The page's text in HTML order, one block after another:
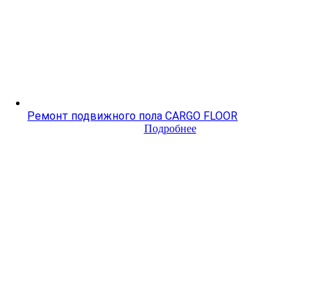
Ремонт подвижного пола CARGO FLOOR
Подробнее